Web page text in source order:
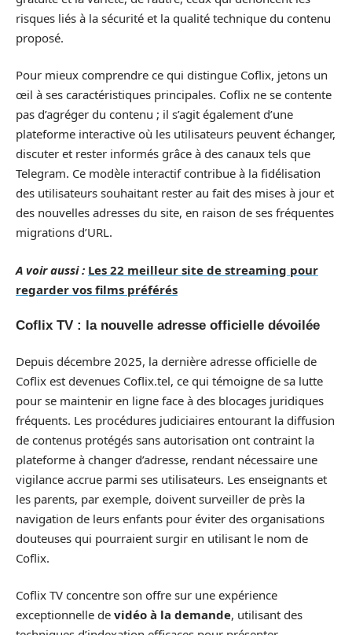
risques liés à la sécurité et la qualité technique du contenu
proposé.
Pour mieux comprendre ce qui distingue Coflix, jetons un
œil à ses caractéristiques principales. Coflix ne se contente
pas d’agréger du contenu ; il s’agit également d’une
plateforme interactive où les utilisateurs peuvent échanger,
discuter et rester informés grâce à des canaux tels que
Telegram. Ce modèle interactif contribue à la fidélisation
des utilisateurs souhaitant rester au fait des mises à jour et
des nouvelles adresses du site, en raison de ses fréquentes
migrations d’URL.
A voir aussi : Les 22 meilleur site de streaming pour
regarder vos films préférés
Coflix TV : la nouvelle adresse officielle dévoilée
Depuis décembre 2025, la dernière adresse officielle de
Coflix est devenues Coflix.tel, ce qui témoigne de sa lutte
pour se maintenir en ligne face à des blocages juridiques
fréquents. Les procédures judiciaires entourant la diffusion
de contenus protégés sans autorisation ont contraint la
plateforme à changer d’adresse, rendant nécessaire une
vigilance accrue parmi ses utilisateurs. Les enseignants et
les parents, par exemple, doivent surveiller de près la
navigation de leurs enfants pour éviter des organisations
douteuses qui pourraient surgir en utilisant le nom de
Coflix.
Coflix TV concentre son offre sur une expérience
exceptionnelle de vidéo à la demande, utilisant des